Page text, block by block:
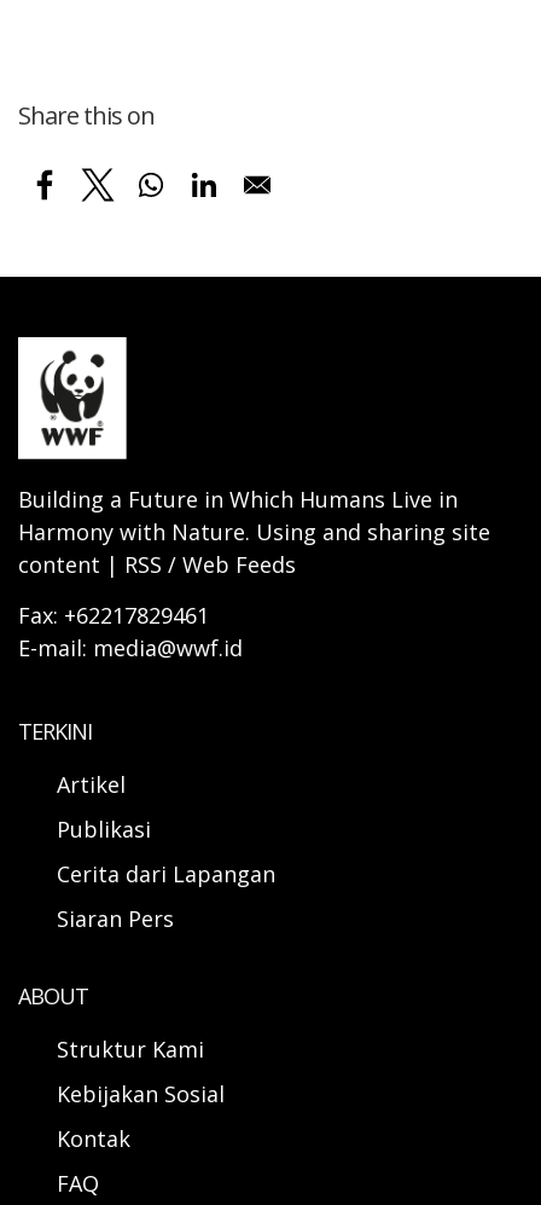
Share this on
Building a Future in Which Humans Live in
Harmony with Nature. Using and sharing site
content | RSS / Web Feeds
Fax: +62217829461
E-mail: media@wwf.id
TERKINI
Artikel
Publikasi
Cerita dari Lapangan
Siaran Pers
ABOUT
Struktur Kami
Kebijakan Sosial
Kontak
FAQ